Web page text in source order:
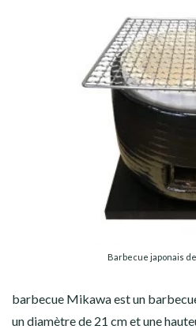
Barbecue japonais
barbecue Mikawa est un
un diamètre de 21 cm et une